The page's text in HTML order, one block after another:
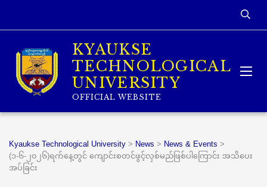
KYAUKSE
TECHNOLOGICAL
UNIVERSITY
OFFICIAL WEBSITE
Kyaukse Technological University > News > News & Events >
(၁-၆-၂၀၂၆)ရက်နေ့တွင် ကျောင်းစတင်ဖွင့်လှစ်မည်ဖြစ်ပါကြောင်း အသိပေး
အပ်ခြင်း